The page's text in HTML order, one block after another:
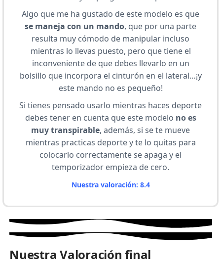
Algo que me ha gustado de este modelo es que
se maneja con un mando, que por una parte
resulta muy cómodo de manipular incluso
mientras lo llevas puesto, pero que tiene el
inconveniente de que debes llevarlo en un
bolsillo que incorpora el cinturón en el lateral…¡y
este mando no es pequeño!
Si tienes pensado usarlo mientras haces deporte
debes tener en cuenta que este modelo no es
muy transpirable, además, si se te mueve
mientras practicas deporte y te lo quitas para
colocarlo correctamente se apaga y el
temporizador empieza de cero.
Nuestra valoración: 8.4
Nuestra Valoración final